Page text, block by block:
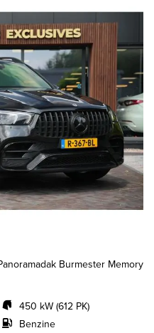
Burmester Memory
450 kW (612 PK)
Benzine